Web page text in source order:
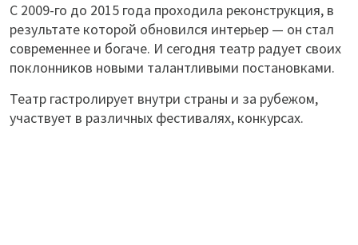
С 2009-го до 2015 года проходила реконструкция, в
результате которой обновился интерьер — он стал
современнее и богаче. И сегодня театр радует своих
поклонников новыми талантливыми постановками.
Театр гастролирует внутри страны и за рубежом,
участвует в различных фестивалях, конкурсах.